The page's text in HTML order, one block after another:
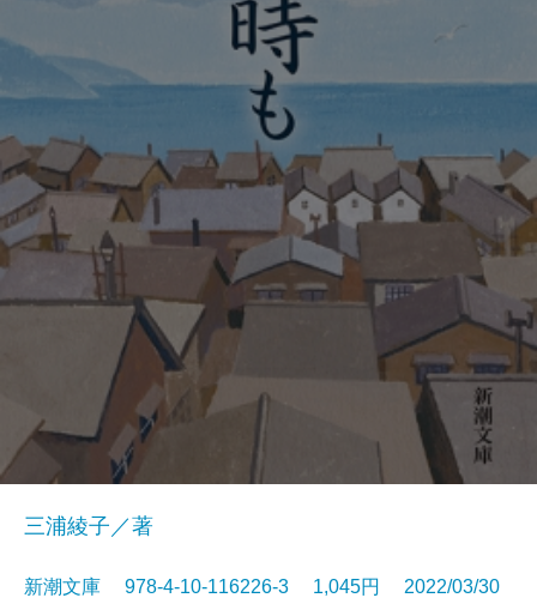
三浦綾子／著
新潮文庫 978-4-10-116226-3 1,045円 2022/03/30